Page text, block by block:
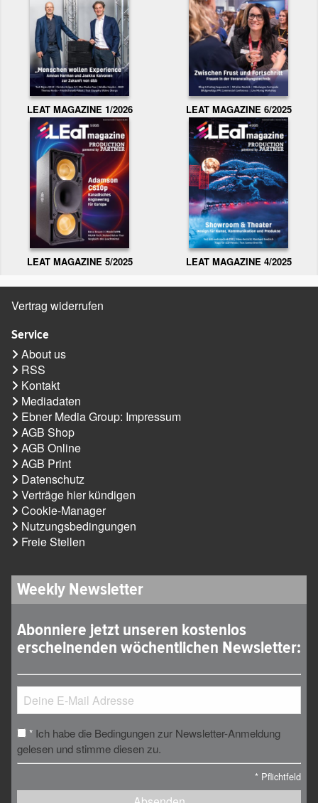
LEAT MAGAZINE 1/2026 LEAT MAGAZINE 6/2025
LEAT MAGAZINE 5/2025 LEAT MAGAZINE 4/2025
Vertrag widerrufen
Service
About us
RSS
Kontakt
Mediadaten
Ebner Media Group: Impressum
AGB Shop
AGB Online
AGB Print
Datenschutz
Verträge hier kündigen
Cookie-Manager
Nutzungsbedingungen
Freie Stellen
Weekly Newsletter
Abonniere jetzt unseren kostenlos
erscheinenden wöchentlichen Newsletter:
* Ich habe die Bedingungen zur Newsletter-Anmeldung
gelesen und stimme diesen zu.
* Pflichtfeld